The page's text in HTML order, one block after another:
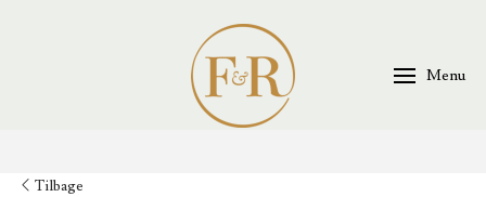
Menu
Tilbage